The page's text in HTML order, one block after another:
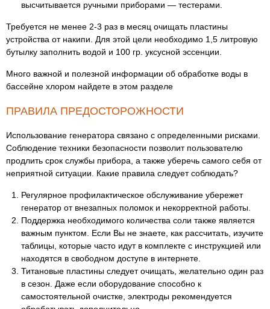
высчитывается ручными приборами — тестерами.
Требуется не менее 2-3 раз в месяц очищать пластины
устройства от накипи. Для этой цели необходимо 1,5 литровую
бутылку заполнить водой и 100 гр. уксусной эссенции.
Много важной и полезной информации об обработке воды в
бассейне хлором найдете в этом разделе
ПРАВИЛА ПРЕДОСТОРОЖНОСТИ
Использование генератора связано с определенными рисками.
Соблюдение техники безопасности позволит пользователю
продлить срок службы прибора, а также уберечь самого себя от
неприятной ситуации. Какие правила следует соблюдать?
Регулярное профилактическое обслуживание убережет
генератор от внезапных поломок и некорректной работы.
Поддержка необходимого количества соли также является
важным пунктом. Если Вы не знаете, как рассчитать, изучите
таблицы, которые часто идут в комплекте с инструкцией или
находятся в свободном доступе в интернете.
Титановые пластины следует очищать, желательно один раз
в сезон. Даже если оборудование способно к
самостоятельной очистке, электроды рекомендуется